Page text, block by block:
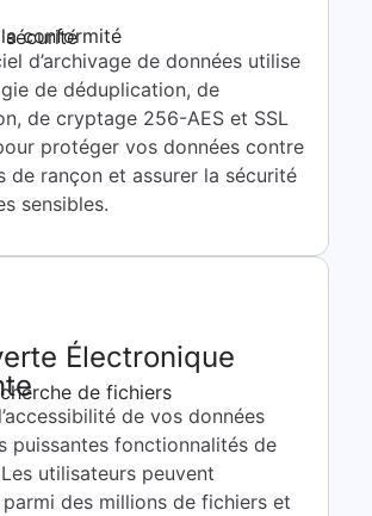
conformité
sécurité
d’archivage de données utilise
de déduplication, de
de cryptage 256-AES et SSL
protéger vos données contre
de rançon et assurer la sécurité
sensibles.
Électronique
de fichiers
de vos données
puissantes fonctionnalités de
utilisateurs peuvent
des millions de fichiers et